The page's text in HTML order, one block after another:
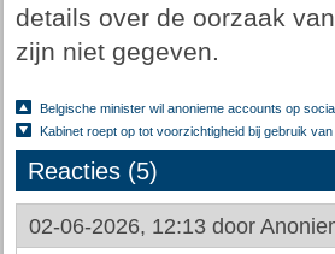
details over de oorzaak
zijn niet gegeven.
Belgische minister wil anonieme accounts op
Kabinet roept op tot voorzichtigheid bij gebruik
Reacties (5)
02-06-2026, 12:13 door